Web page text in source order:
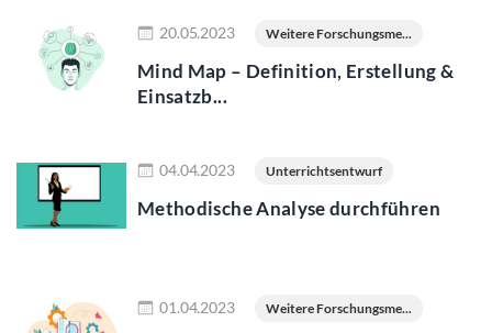
20.05.2023 Weitere Forschungsme...
Mind Map – Definition, Erstellung &
Einsatzb...
04.04.2023 Unterrichtsentwurf
Methodische Analyse durchführen
01.04.2023 Weitere Forschungsme...